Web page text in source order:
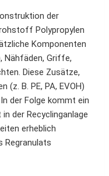
der
Polypropylen
Komponenten
Nähfäden, Griffe,
Diese Zusätze,
B. PE, PA, EVOH)
der Folge kommt ein
der Recyclinganlage
erheblich
Regranulats